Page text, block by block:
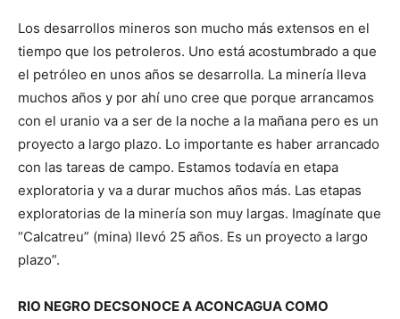
Los desarrollos mineros son mucho más extensos en el
tiempo que los petroleros. Uno está acostumbrado a que
el petróleo en unos años se desarrolla. La minería lleva
muchos años y por ahí uno cree que porque arrancamos
con el uranio va a ser de la noche a la mañana pero es un
proyecto a largo plazo. Lo importante es haber arrancado
con las tareas de campo. Estamos todavía en etapa
exploratoria y va a durar muchos años más. Las etapas
exploratorias de la minería son muy largas. Imagínate que
“Calcatreu” (mina) llevó 25 años. Es un proyecto a largo
plazo”.
RIO NEGRO DECSONOCE A ACONCAGUA COMO